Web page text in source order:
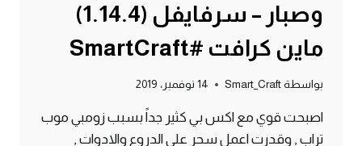
وصبار – سرفايفل (1.14.4)
ماين كرافت #SmartCraft
بواسطة Smart_Craft 14 نوفمبر، 2019
اصبحت قوي مع اكس بي كثير جداً بسبب زومبي موب
تراب , وقدرت اعمل سحر على الدروع والادوات ,